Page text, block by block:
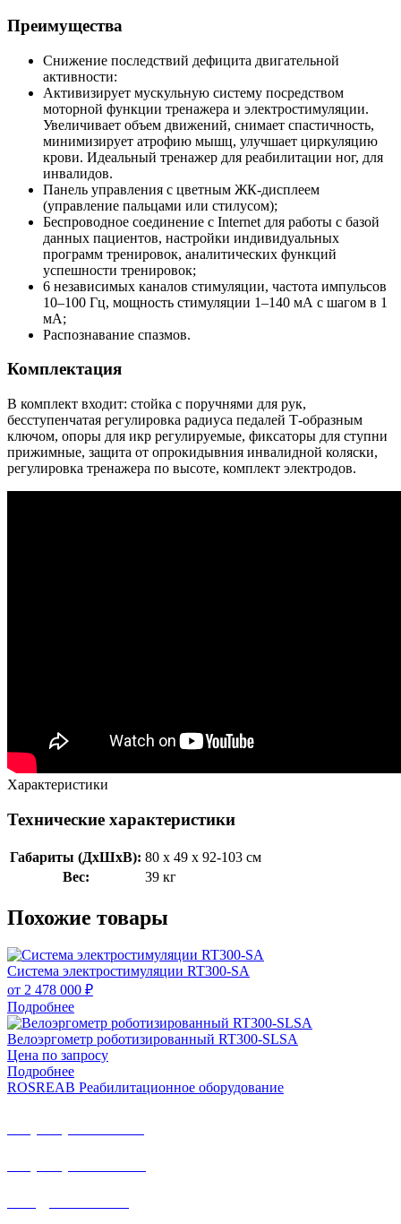
Преимущества
Снижение последствий дефицита двигательной
активности:
Активизирует мускульную систему посредством
моторной функции тренажера и электростимуляции.
Увеличивает объем движений, снимает спастичность,
минимизирует атрофию мышц, улучшает циркуляцию
крови. Идеальный тренажер для реабилитации ног, для
инвалидов.
Панель управления с цветным ЖК-дисплеем
(управление пальцами или стилусом);
Беспроводное соединение с Internet для работы с базой
данных пациентов, настройки индивидуальных
программ тренировок, аналитических функций
успешности тренировок;
6 независимых каналов стимуляции, частота импульсов
10–100 Гц, мощность стимуляции 1–140 мА с шагом в 1
мА;
Распознавание спазмов.
Комплектация
В комплект входит: стойка с поручнями для рук,
бесступенчатая регулировка радиуса педалей Т-образным
ключом, опоры для икр регулируемые, фиксаторы для ступни
прижимные, защита от опрокидывния инвалидной коляски,
регулировка тренажера по высоте, комплект электродов.
Характеристики
Технические характеристики
Габариты (ДхШхВ): 80 х 49 х 92-103 см
Вес:
39 кг
Похожие товары
Система электростимуляции RT300-SA
от 2 478 000 ₽
Подробнее
Велоэргометр роботизированный RT300-SLSA
Цена по запросу
Подробнее
ROSREAB Реабилитационное оборудование